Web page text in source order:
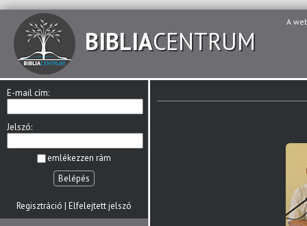
BIBLIACENTRUM
A
E-mail cím:
Jelszó:
emlékezzen rám
Belépés
Regisztráció | Elfelejtett jelszó